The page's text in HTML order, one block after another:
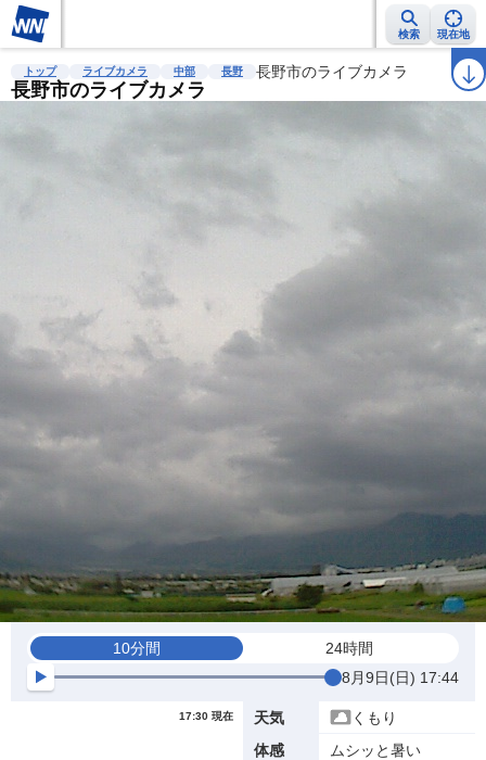
検索 現在地
雨雲レーダー 台風情報 地震情報 警報・注意報 2週間天気 ラ
トップ ライブカメラ 中部 長野 長野市のライブカメラ
長野市のライブカメラ
10分間
24時間
8月9日(日) 17:44
17:30 現在 天気
くもり
体感
ムシッと暑い